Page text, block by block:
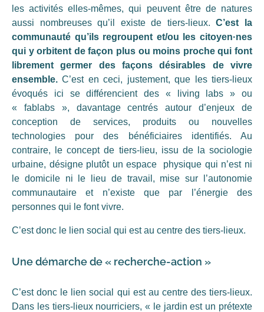
les activités elles-mêmes, qui peuvent être de natures
aussi nombreuses qu’il existe de tiers-lieux.C’est la
communauté qu’ils regroupent et/ou les citoyen·nes
qui y orbitent de façon plus ou moins proche qui font
librement germer des façons désirables de vivre
ensemble. C’est en ceci, justement, que les tiers-lieux
évoqués ici se différencient des « living labs » ou
« fablabs », davantage centrés autour d’enjeux de
conception de services, produits ou nouvelles
technologies pour des bénéficiaires identifiés. Au
contraire, le concept de tiers-lieu, issu de la sociologie
urbaine, désigne plutôt un espace physique qui n’est ni
le domicile ni le lieu de travail, mise sur l’autonomie
communautaire et n’existe que par l’énergie des
personnes qui le font vivre.
C’est donc le lien social qui est au centre des tiers-lieux.
Une démarche de « recherche-action »
C’est donc le lien social qui est au centre des tiers-lieux.
Dans les tiers-lieux nourriciers, « le jardin est un prétexte